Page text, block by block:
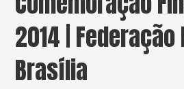
2014 |
Brasília